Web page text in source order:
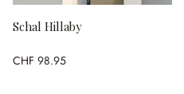
Schal Hillaby
CHF 98.95